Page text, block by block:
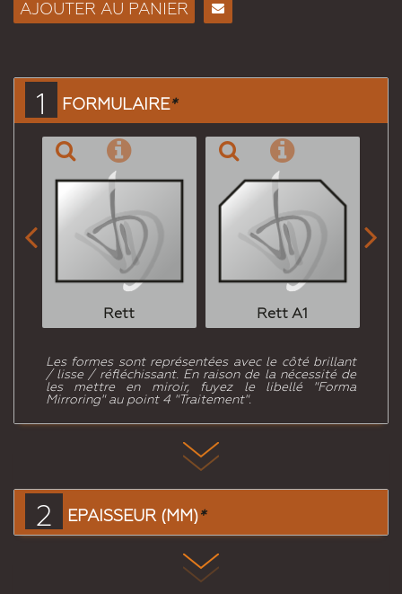
AJOUTER AU PANIER
1 FORMULAIRE*
Rett Rett A1
 
Les formes sont représentées avec le côté brillant
/ lisse / réfléchissant. En raison de la nécessité de
les mettre en miroir, fuyez le libellé "Forma
Mirroring" au point 4 "Traitement".
2 EPAISSEUR (MM)*